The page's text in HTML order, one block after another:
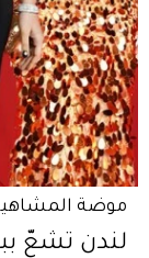
موضة
لندن تشعّ